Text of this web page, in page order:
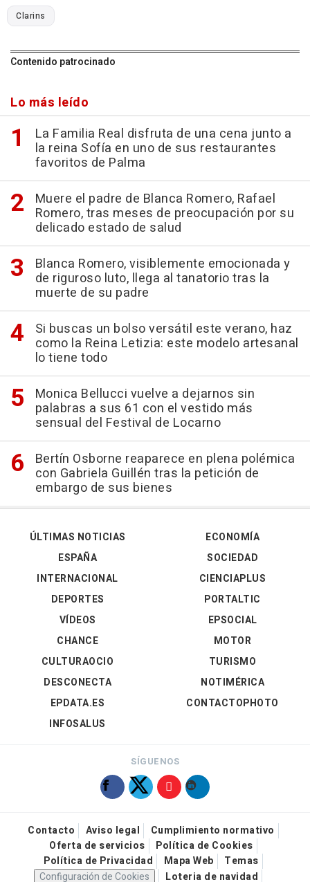
Clarins
Contenido patrocinado
Lo más leído
La Familia Real disfruta de una cena junto a
la reina Sofía en uno de sus restaurantes
favoritos de Palma
Muere el padre de Blanca Romero, Rafael
Romero, tras meses de preocupación por su
delicado estado de salud
Blanca Romero, visiblemente emocionada y
de riguroso luto, llega al tanatorio tras la
muerte de su padre
Si buscas un bolso versátil este verano, haz
como la Reina Letizia: este modelo artesanal
lo tiene todo
Monica Bellucci vuelve a dejarnos sin
palabras a sus 61 con el vestido más
sensual del Festival de Locarno
Bertín Osborne reaparece en plena polémica
con Gabriela Guillén tras la petición de
embargo de sus bienes
ÚLTIMAS NOTICIAS
ESPAÑA
INTERNACIONAL
DEPORTES
VÍDEOS
ECONOMÍA
SOCIEDAD
CIENCIAPLUS
PORTALTIC
EPSOCIAL
CHANCE
CULTURAOCIO
DESCONECTA
EPDATA.ES
INFOSALUS
MOTOR
TURISMO
NOTIMÉRICA
CONTACTOPHOTO
SÍGUENOS
Contacto Aviso legal
Cumplimiento normativo
Oferta de servicios
Política de Cookies
Política de Privacidad
Mapa Web
Temas
Configuración de Cookies
Loteria de navidad